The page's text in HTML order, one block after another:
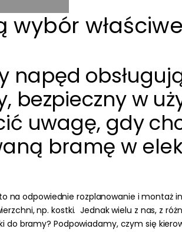
wybór
napęd
w
uwagę, gdy
bramę w
na odpowiednie rozplanowanie i montaż
np. kostki. Jednak wielu z nas, z
bramy? Podpowiadamy, czym się